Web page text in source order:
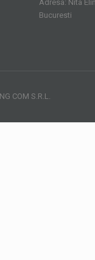
Adresa: Nita
Bucuresti
COM S.R.L.